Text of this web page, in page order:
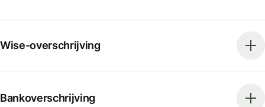
Wise-overschrijving
Bankoverschrijving